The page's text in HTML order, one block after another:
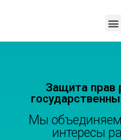
Защита прав
Мы
интересы